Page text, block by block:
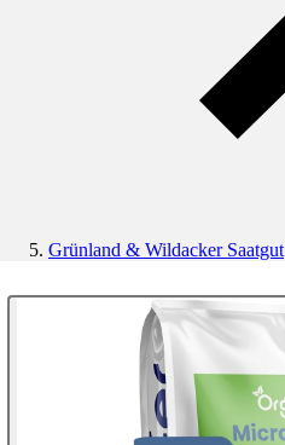
Grünland & Wildacker Saatgut